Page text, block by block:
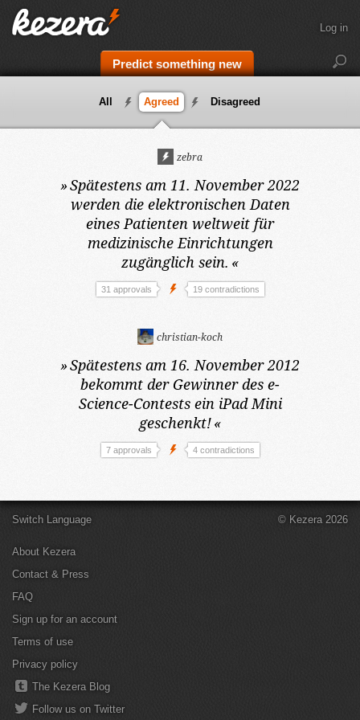
Predict something new
Log in
All Agreed Disagreed
zebra
»Spätestens am 11. November 2022
werden die elektronischen Daten
eines Patienten weltweit für
medizinische Einrichtungen
zugänglich sein. «
31 approvals 19 contradictions
christian-koch
»Spätestens am 16. November 2012
bekommt der Gewinner des e-
Science-Contests ein iPad Mini
geschenkt!«
7 approvals 4 contradictions
Switch Language
About Kezera
Contact & Press
FAQ
Sign up for an account
Terms of use
Privacy policy
The Kezera Blog
Follow us on Twitter
© Kezera 2026